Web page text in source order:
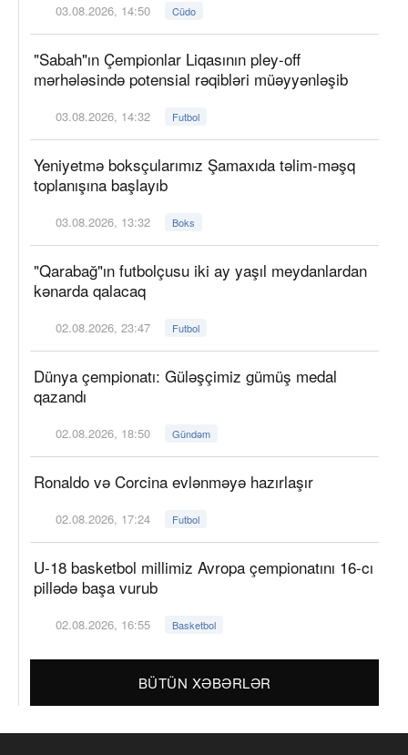
03.08.2026, 14:50 Cüdo
"Sabah"ın Çempionlar Liqasının pley-off
mərhələsində potensial rəqibləri müəyyənləşib
03.08.2026, 14:32 Futbol
Yeniyetmə boksçularımız Şamaxıda təlim-məşq
toplanışına başlayıb
03.08.2026, 13:32 Boks
"Qarabağ"ın futbolçusu iki ay yaşıl meydanlardan
kənarda qalacaq
02.08.2026, 23:47 Futbol
Dünya çempionatı: Güləşçimiz gümüş medal
qazandı
02.08.2026, 18:50 Gündəm
Ronaldo və Corcina evlənməyə hazırlaşır
02.08.2026, 17:24 Futbol
U-18 basketbol millimiz Avropa çempionatını 16-cı
pillədə başa vurub
02.08.2026, 16:55 Basketbol
BÜTÜN XƏBƏRLƏR